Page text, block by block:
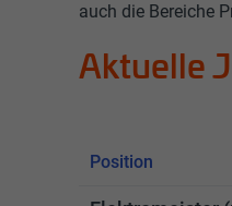
auch die Bereiche
Aktuelle
Position